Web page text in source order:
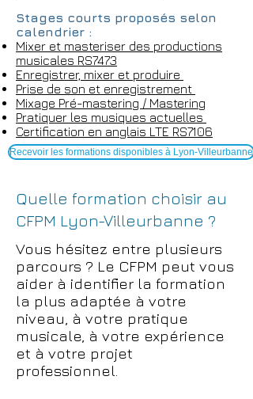
Stages courts proposés selon
calendrier :
Mixer et masteriser des productions
musicales RS7473
Enregistrer, mixer et produire
Prise de son et enregistrement
Mixage Pré-mastering / Mastering
Pratiquer les musiques actuelles
Certification en anglais LTE RS7106
Recevoir les formations disponibles à Lyon-Villeurbanne
Quelle formation choisir au
CFPM Lyon-Villeurbanne ?
Vous hésitez entre plusieurs
parcours ? Le CFPM peut vous
aider à identifier la formation
la plus adaptée à votre
niveau, à votre pratique
musicale, à votre expérience
et à votre projet
professionnel.